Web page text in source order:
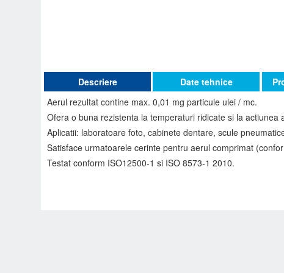
Descriere
Aerul rezultat contine max. 0,01 mg particule ulei / mc.
Ofera o buna rezistenta la temperaturi ridicate si la actiunea
Aplicatii: laboratoare foto, cabinete dentare, scule
Satisface urmatoarele cerinte pentru aerul comprimat
Testat conform ISO12500-1 si ISO 8573-1 2010.
Date tehnice